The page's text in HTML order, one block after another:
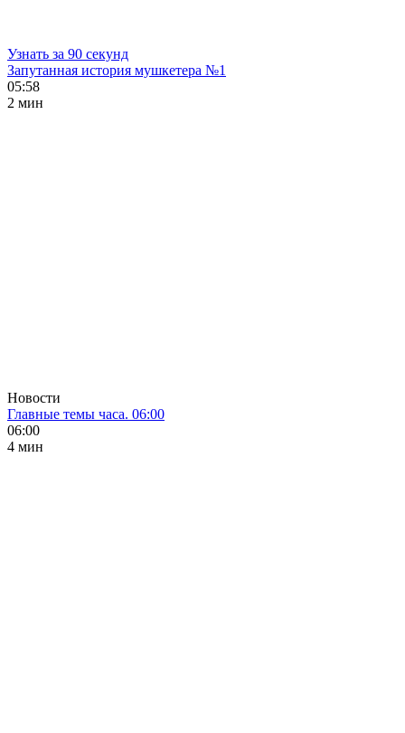
Узнать за 90 секунд
Запутанная история мушкетера №1
05:58
2 мин
Новости
Главные темы часа. 06:00
06:00
4 мин